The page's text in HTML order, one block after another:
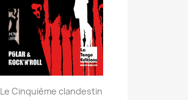
Le Cinquième clandestin